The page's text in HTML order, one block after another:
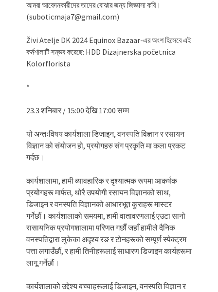
আমরা আবেদনকারীদের তাদের বোঝার জন্য জিজ্ঞাসা করি।
(suboticmaja7@gmail.com)
Živi Atelje DK 2024 Equinox Bazaar-এর অংশ হিসেবে এই
কর্মশালাটি সম্ভব করেছে: HDD Dizajnerska početnica
Kolorflorista
*
23.3 शनिबार / 15:00 देखि 17:00 सम्म
यो अन्तःविषय कार्यशाला डिजाइन, वनस्पति विज्ञान र रसायन
विज्ञान को संयोजन हो, प्रयोगहरु संग प्रकृति मा कला प्रकट
गर्दछ।
कार्यशालामा, हामी व्यावहारिक र दृश्यात्मक रूपमा आकर्षक
प्रयोगहरू मार्फत, थोरै उपयोगी रसायन विज्ञानको साथ,
डिजाइन र वनस्पति विज्ञानको आधारभूत कुराहरू मास्टर
गर्नेछौं। कार्यशालाको समयमा, हामी वातावरणलाई एउटा सानो
रासायनिक प्रयोगशालामा परिणत गर्छौं जहाँ हामीले दैनिक
वनस्पतिद्वारा लुकेका अदृश्य रङ र टोनहरूको सम्पूर्ण स्पेक्ट्रम
पत्ता लगाउँछौं, र हामी तिनीहरूलाई साधारण डिजाइन कार्यहरूमा
लागू गर्नेछौं।
कार्यशालाको उद्देश्य बच्चाहरूलाई डिजाइन, वनस्पति विज्ञान र